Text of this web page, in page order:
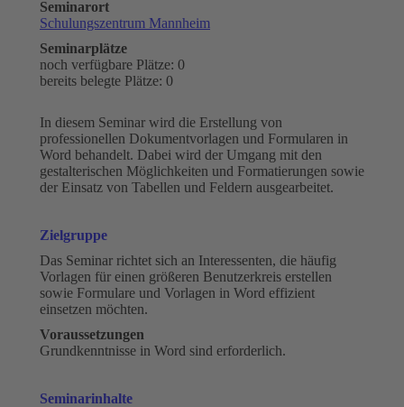
Seminarort
Schulungszentrum Mannheim
Seminarplätze
noch verfügbare Plätze: 0
bereits belegte Plätze: 0
In diesem Seminar wird die Erstellung von
professionellen Dokumentvorlagen und Formularen in
Word behandelt. Dabei wird der Umgang mit den
gestalterischen Möglichkeiten und Formatierungen sowie
der Einsatz von Tabellen und Feldern ausgearbeitet.
Zielgruppe
Das Seminar richtet sich an Interessenten, die häufig
Vorlagen für einen größeren Benutzerkreis erstellen
sowie Formulare und Vorlagen in Word effizient
einsetzen möchten.
Voraussetzungen
Grundkenntnisse in Word sind erforderlich.
Seminarinhalte